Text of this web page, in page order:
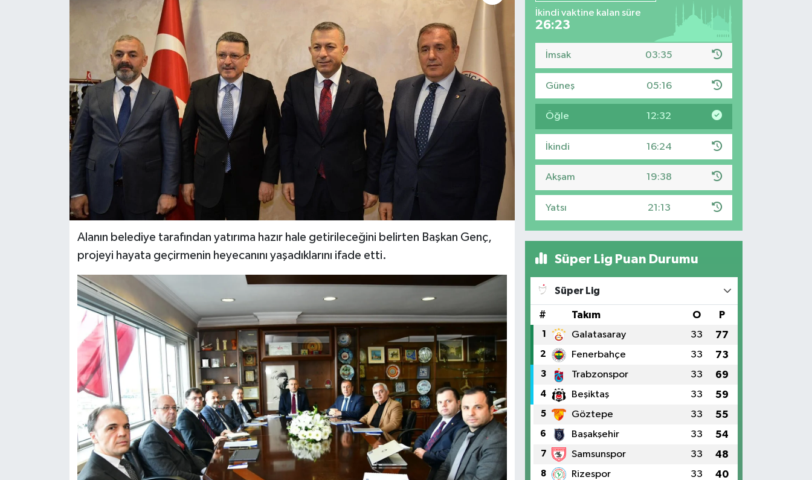
Alanın belediye tarafından yatırıma hazır hale getirileceğini belirten Başkan Genç,
projeyi hayata geçirmenin heyecanını yaşadıklarını ifade etti.
İkindi vaktine kalan süre
26:22
İmsak 03:35
Güneş 05:16
Öğle 12:32
İkindi 16:24
Akşam 19:38
Yatsı 21:13
Süper Lig Puan Durumu
Süper Lig
# Takım O P
1 Galatasaray 33 77
2 Fenerbahçe 33 73
3 Trabzonspor 33 69
4 Beşiktaş 33 59
5 Göztepe 33 55
6 Başakşehir 33 54
7 Samsunspor 33 48
8 Rizespor 33 40